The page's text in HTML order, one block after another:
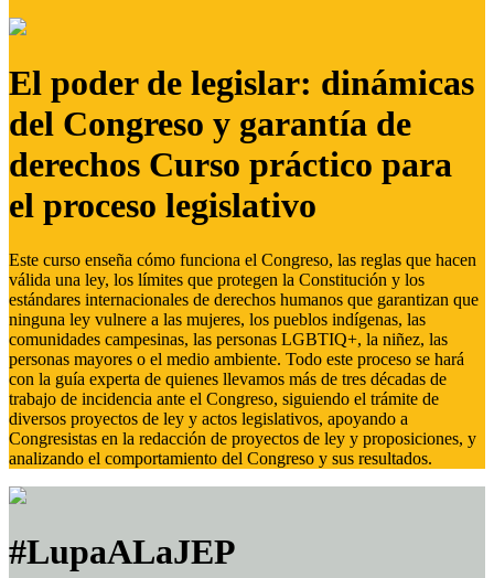
El poder de legislar: dinámicas
del Congreso y garantía de
derechos Curso práctico para
el proceso legislativo
Este curso enseña cómo funciona el Congreso, las reglas que hacen
válida una ley, los límites que protegen la Constitución y los
estándares internacionales de derechos humanos que garantizan que
ninguna ley vulnere a las mujeres, los pueblos indígenas, las
comunidades campesinas, las personas LGBTIQ+, la niñez, las
personas mayores o el medio ambiente. Todo este proceso se hará
con la guía experta de quienes llevamos más de tres décadas de
trabajo de incidencia ante el Congreso, siguiendo el trámite de
diversos proyectos de ley y actos legislativos, apoyando a
Congresistas en la redacción de proyectos de ley y proposiciones, y
analizando el comportamiento del Congreso y sus resultados.
#LupaALaJEP